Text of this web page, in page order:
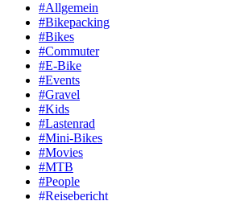
#Allgemein
#Bikepacking
#Bikes
#Commuter
#E-Bike
#Events
#Gravel
#Kids
#Lastenrad
#Mini-Bikes
#Movies
#MTB
#People
#Reisebericht